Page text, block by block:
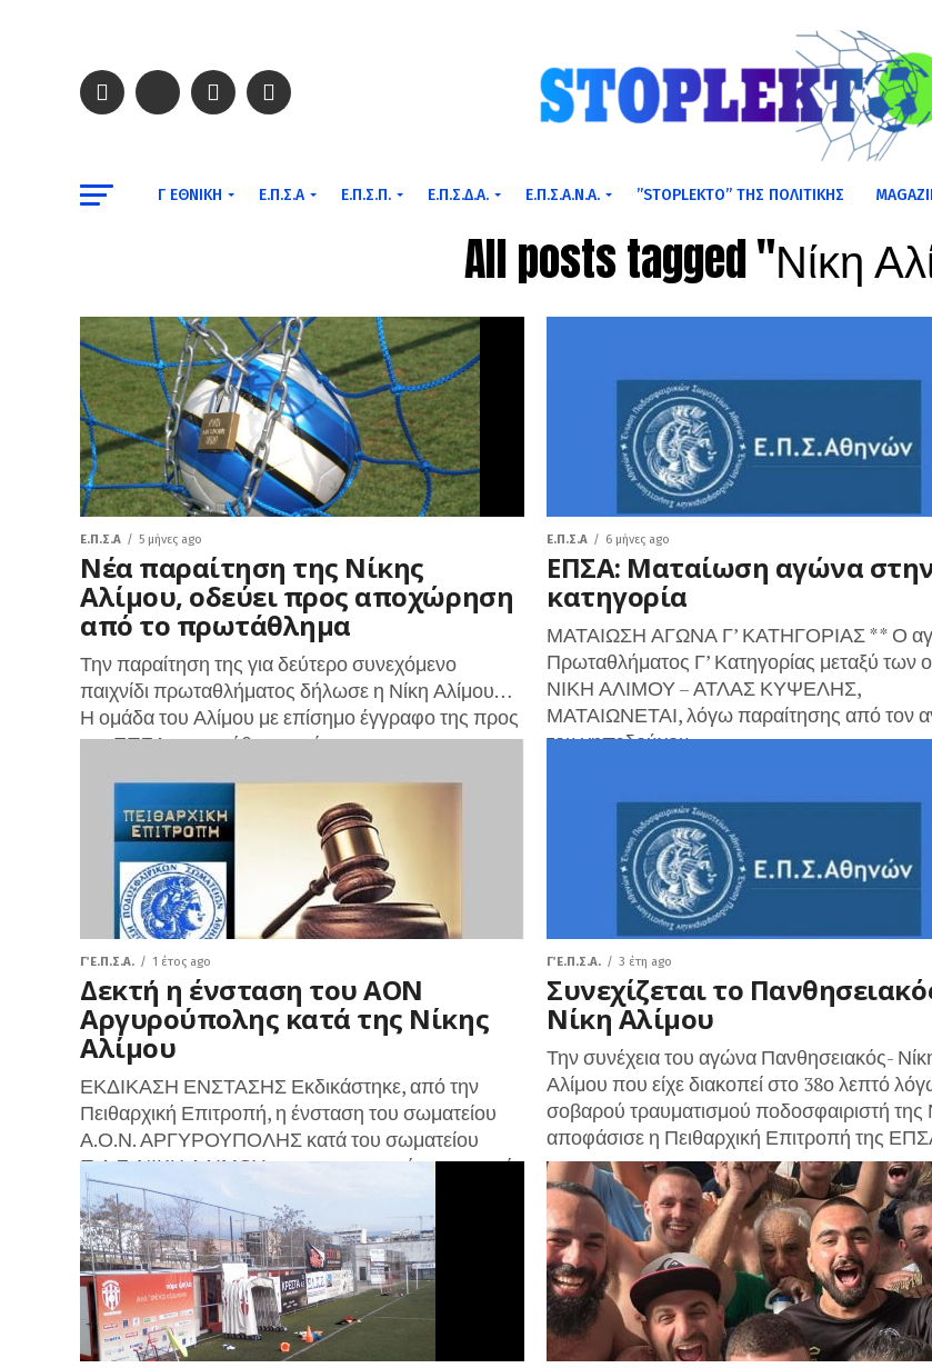
Γ ΕΘΝΙΚΉ Ε.Π.Σ.Α Ε.Π.Σ.Π. Ε.Π.Σ.Δ.Α. Ε.Π.Σ.Α.Ν.Α. ”STOPLEKTO” ΤΗΣ ΠΟΛΙΤΙΚΗΣ
All posts tagged "Νίκη
Ε.Π.Σ.Α 5 μήνες ago
Νέα παραίτηση της Νίκης
Αλίμου, οδεύει προς αποχώρηση
από το πρωτάθλημα
Την παραίτηση της για δεύτερο συνεχόμενο
παιχνίδι πρωταθλήματος δήλωσε η Νίκη Αλίμου…
Η ομάδα του Αλίμου με επίσημο έγγραφο της προς
την ΕΠΣΑ παραιτήθηκε από τον...
Ε.Π.Σ.Α 6 μήνες ago
ΕΠΣΑ: Ματαίωση αγώνα στην
κατηγορία
ΜΑΤΑΙΩΣΗ ΑΓΩΝΑ Γ’ ΚΑΤΗΓΟΡΙΑΣ ** Ο
Πρωταθλήματος Γ’ Κατηγορίας μεταξύ των
ΝΙΚΗ ΑΛΙΜΟΥ – ΑΤΛΑΣ ΚΥΨΕΛΗΣ,
ΜΑΤΑΙΩΝΕΤΑΙ, λόγω παραίτησης από τον
του γηπεδούχου...
Γ΄ Ε.Π.Σ.Α. 1 έτος ago
Δεκτή η ένσταση του ΑΟΝ
Αργυρούπολης κατά της Νίκης
Αλίμου
ΕΚΔΙΚΑΣΗ ΕΝΣΤΑΣΗΣ Εκδικάστηκε, από την
Πειθαρχική Επιτροπή, η ένσταση του σωματείου
Α.Ο.Ν. ΑΡΓΥΡΟΥΠΟΛΗΣ κατά του σωματείου
Π.Α.Σ. ΝΙΚΗ ΑΛΙΜΟΥ, για αντικανονική συμμετοχή
ποδοσφαιριστή, στον μεταξύ τους...
Γ΄ Ε.Π.Σ.Α. 3 έτη ago
Συνεχίζεται το
Νίκη Αλίμου
Την συνέχεια του αγώνα Πανθησειακός-
Αλίμου που είχε διακοπεί στο 38ο λεπτό
σοβαρού τραυματισμού ποδοσφαιριστή της
αποφάσισε η Πειθαρχική Επιτροπή της